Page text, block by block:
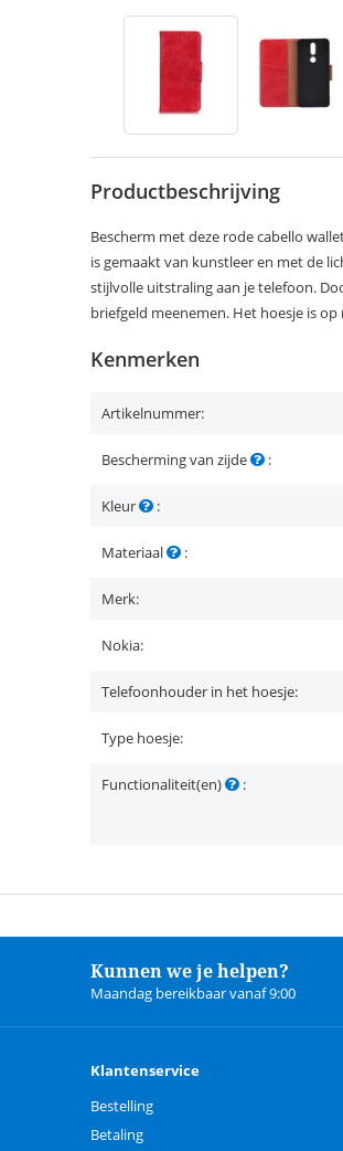
Productbeschrijving
Bescherm met deze rode cabello
is gemaakt van kunstleer en met de
stijlvolle uitstraling aan je telefoon.
briefgeld meenemen. Het hoesje is
Kenmerken
Artikelnummer:
Bescherming van zijde :
Kleur :
Materiaal :
Merk:
Nokia:
Telefoonhouder in het hoesje:
Type hoesje:
Functionaliteit(en) :
Kunnen we je helpen?
Maandag bereikbaar vanaf 9:00
Klantenservice
Bestelling
Betaling